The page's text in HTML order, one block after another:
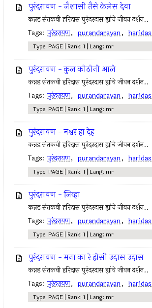
पुरंदरायण - जैशासी तैसे केलेस देवा
कन्नड संतकवी हरिदास पुरंदरदास ह्यांचे जीवन दर्शन..
Tags: पुरंदरायण, purandarayan, haridas
Type: PAGE | Rank: 1 | Lang: mr
पुरंदरायण - कुल कोठोनी आले
कन्नड संतकवी हरिदास पुरंदरदास ह्यांचे जीवन दर्शन..
Tags: पुरंदरायण, purandarayan, haridas
Type: PAGE | Rank: 1 | Lang: mr
पुरंदरायण - नश्वर हा देह
कन्नड संतकवी हरिदास पुरंदरदास ह्यांचे जीवन दर्शन..
Tags: पुरंदरायण, purandarayan, haridas
Type: PAGE | Rank: 1 | Lang: mr
पुरंदरायण - जिव्हा
कन्नड संतकवी हरिदास पुरंदरदास ह्यांचे जीवन दर्शन..
Tags: पुरंदरायण, purandarayan, haridas
Type: PAGE | Rank: 1 | Lang: mr
पुरंदरायण - मना का रे होसी उदास उदास
कन्नड संतकवी हरिदास पुरंदरदास ह्यांचे जीवन दर्शन..
Tags: पुरंदरायण, purandarayan, haridas
Type: PAGE | Rank: 1 | Lang: mr